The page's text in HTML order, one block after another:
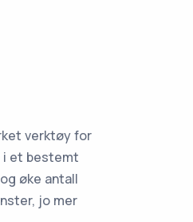
verktøy for
i et bestemt
øke antall
jo mer